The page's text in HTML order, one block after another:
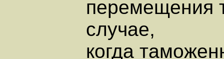
перемещения
случае,
когда